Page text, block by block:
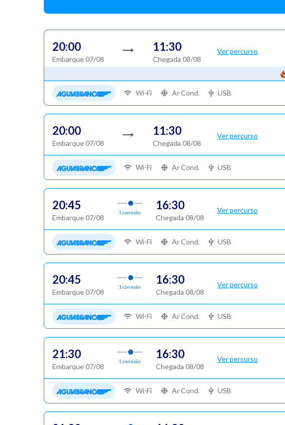
20:00
Embarque 07/08
11:30
Chegada 08/08
Ver percurso
Wi-Fi Ar Cond. USB
20:00
Embarque 07/08
11:30
Chegada 08/08
Ver percurso
Wi-Fi Ar Cond. USB
20:45
Embarque 07/08
1 conexão
16:30
Chegada 08/08
Ver percurso
Wi-Fi Ar Cond. USB
20:45
Embarque 07/08
1 conexão
16:30
Chegada 08/08
Ver percurso
Wi-Fi Ar Cond. USB
21:30
Embarque 07/08
1 conexão
16:30
Chegada 08/08
Ver percurso
Wi-Fi Ar Cond. USB